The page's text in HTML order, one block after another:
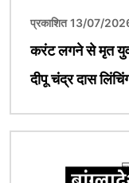
प्रकाशित 13/07/
करंट लगने से मृत
दीपू चंद्र दास